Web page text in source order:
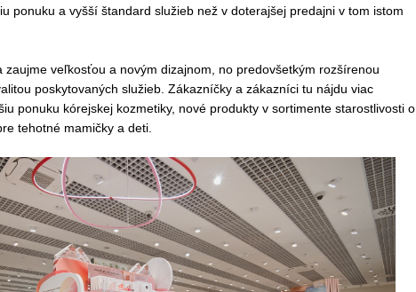
ponuku a vyšší štandard služieb než v doterajšej predajni v tom istom
zaujme veľkosťou a novým dizajnom, no predovšetkým rozšírenou
poskytovaných služieb. Zákazníčky a zákazníci tu nájdu viac
ponuku kórejskej kozmetiky, nové produkty v sortimente starostlivosti o
tehotné mamičky a deti.